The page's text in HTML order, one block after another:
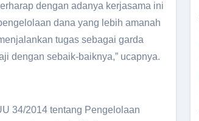
dengan adanya kerjasama ini
dana yang lebih amanah
tugas sebagai garda
dengan sebaik-baiknya,” ucapnya.
34/2014 tentang Pengelolaan